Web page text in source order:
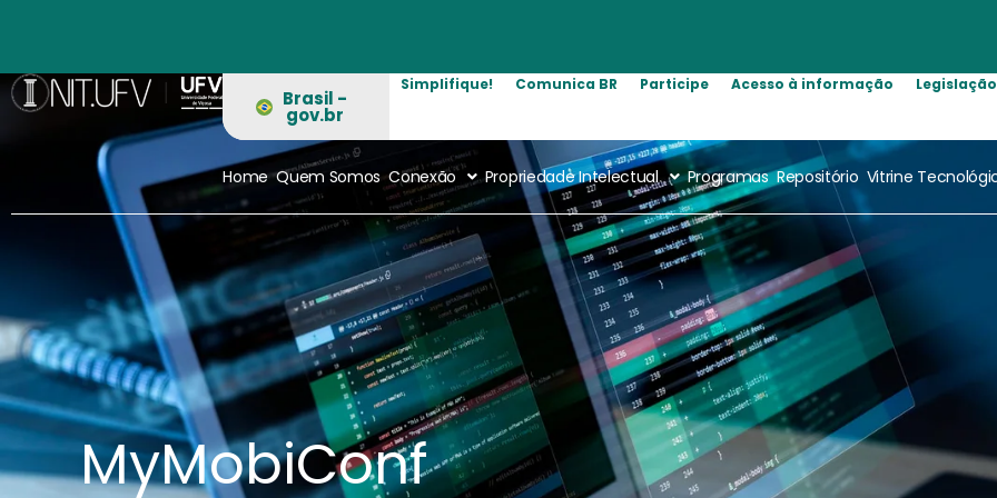
conteúdo
Brasil -
gov.br
Simplifique! Comunica BR Participe Acesso à informação Legislação
Home Quem Somos Conexão Propriedade Intelectual Programas Repositório Vitrine
MyMobiConf